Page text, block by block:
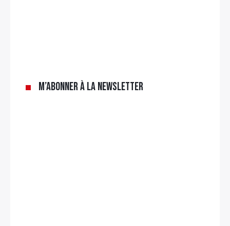
M’abonner à la newsletter